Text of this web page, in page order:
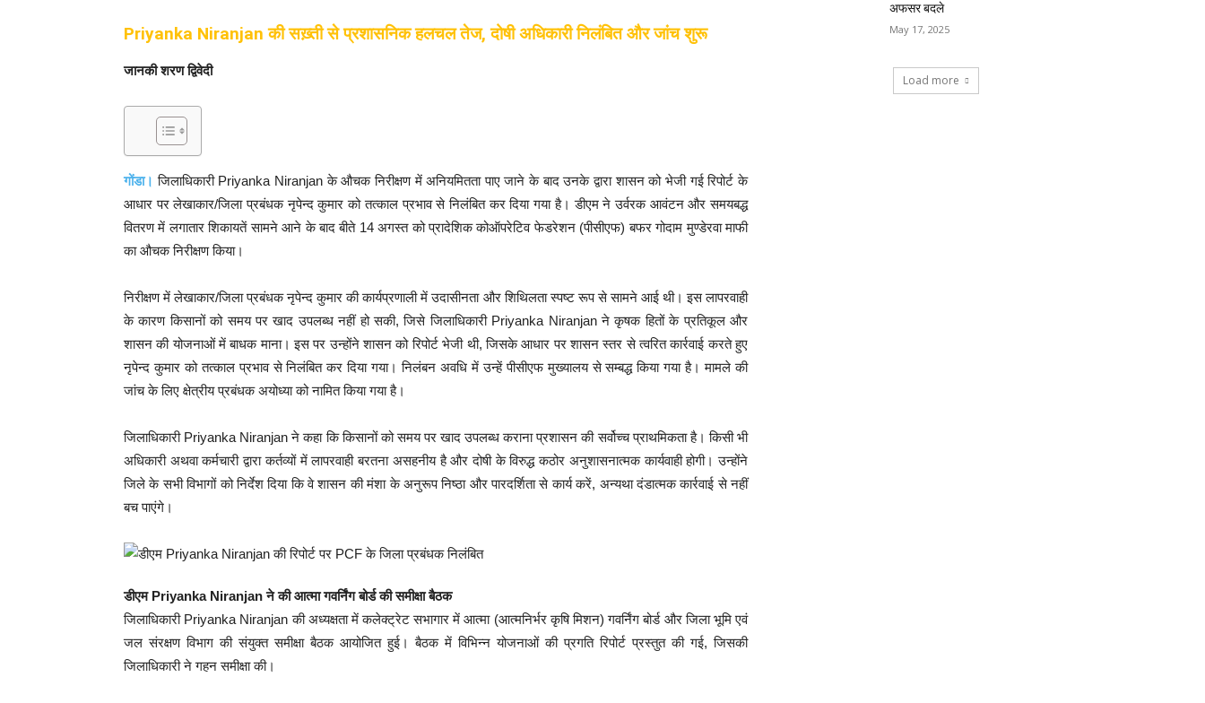
Priyanka Niranjan की सख़्ती से प्रशासनिक हलचल तेज, दोषी अधिकारी निलंबित और जांच शुरू
जानकी शरण द्विवेदी
गोंडा। जिलाधिकारी Priyanka Niranjan के औचक निरीक्षण में अनियमितता पाए जाने के बाद उनके द्वारा शासन को भेजी गई रिपोर्ट के
आधार पर लेखाकार/जिला प्रबंधक नृपेन्द कुमार को तत्काल प्रभाव से निलंबित कर दिया गया है। डीएम ने उर्वरक आवंटन और समयबद्ध
वितरण में लगातार शिकायतें सामने आने के बाद बीते 14 अगस्त को प्रादेशिक कोऑपरेटिव फेडरेशन (पीसीएफ) बफर गोदाम मुण्डेरवा माफी
का औचक निरीक्षण किया।
निरीक्षण में लेखाकार/जिला प्रबंधक नृपेन्द कुमार की कार्यप्रणाली में उदासीनता और शिथिलता स्पष्ट रूप से सामने आई थी। इस लापरवाही
के कारण किसानों को समय पर खाद उपलब्ध नहीं हो सकी, जिसे जिलाधिकारी Priyanka Niranjan ने कृषक हितों के प्रतिकूल और
शासन की योजनाओं में बाधक माना। इस पर उन्होंने शासन को रिपोर्ट भेजी थी, जिसके आधार पर शासन स्तर से त्वरित कार्रवाई करते हुए
नृपेन्द कुमार को तत्काल प्रभाव से निलंबित कर दिया गया। निलंबन अवधि में उन्हें पीसीएफ मुख्यालय से सम्बद्ध किया गया है। मामले की
जांच के लिए क्षेत्रीय प्रबंधक अयोध्या को नामित किया गया है।
जिलाधिकारी Priyanka Niranjan ने कहा कि किसानों को समय पर खाद उपलब्ध कराना प्रशासन की सर्वोच्च प्राथमिकता है। किसी भी
अधिकारी अथवा कर्मचारी द्वारा कर्तव्यों में लापरवाही बरतना असहनीय है और दोषी के विरुद्ध कठोर अनुशासनात्मक कार्यवाही होगी। उन्होंने
जिले के सभी विभागों को निर्देश दिया कि वे शासन की मंशा के अनुरूप निष्ठा और पारदर्शिता से कार्य करें, अन्यथा दंडात्मक कार्रवाई से नहीं
बच पाएंगे।
डीएम Priyanka Niranjan ने की आत्मा गवर्निंग बोर्ड की समीक्षा बैठक
जिलाधिकारी Priyanka Niranjan की अध्यक्षता में कलेक्ट्रेट सभागार में आत्मा (आत्मनिर्भर कृषि मिशन) गवर्निंग बोर्ड और जिला भूमि एवं
जल संरक्षण विभाग की संयुक्त समीक्षा बैठक आयोजित हुई। बैठक में विभिन्न योजनाओं की प्रगति रिपोर्ट प्रस्तुत की गई, जिसकी
जिलाधिकारी ने गहन समीक्षा की।
अफसर बदले
May 17, 2025
Load more